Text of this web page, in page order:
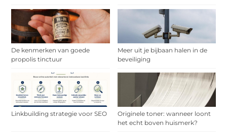
De kenmerken van goede
propolis tinctuur
Meer uit je bijbaan halen in de
beveiliging
Linkbuilding strategie voor SEO
Originele toner: wanneer loont
het echt boven huismerk?